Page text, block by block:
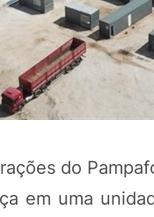
do
em uma